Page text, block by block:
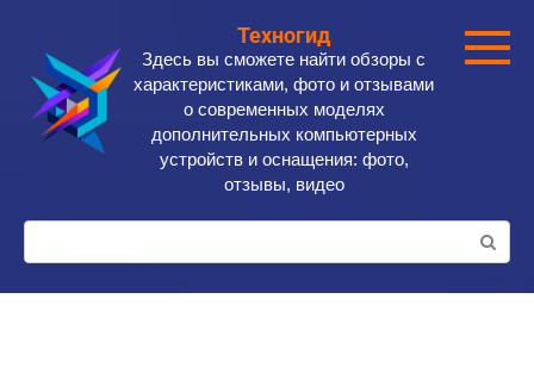
контенту
Техногид
Здесь вы сможете найти обзоры с
характеристиками, фото и отзывами
о современных моделях
дополнительных компьютерных
устройств и оснащения: фото,
отзывы, видео
Поиск: